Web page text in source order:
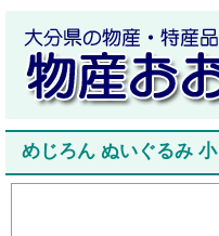
めじろん ぬいぐるみ 小